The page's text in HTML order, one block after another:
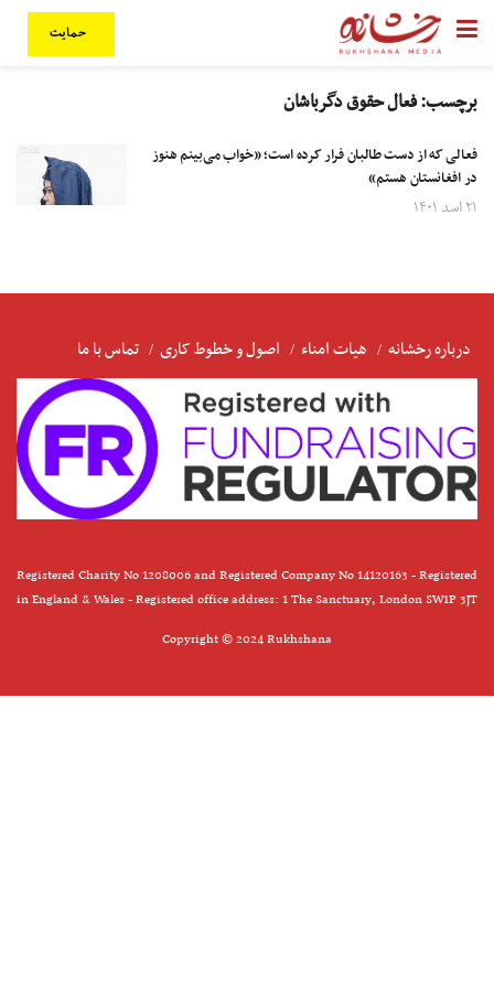
حمایت
برچسب:فعال حقوق دگرباشان
فعالی که از دست طالبان فرار کرده است؛ «خواب می‌بینم هنوز
در افغانستان هستم»
۲۱ اسد ۱۴۰۱
درباره رخشانه هیات امناء اصول و خطوط کاری تماس با ما
Registered Charity No 1208006 and Registered Company No 14120163 - Registered
in England & Wales - Registered office address: 1 The Sanctuary, London SW1P 3JT
Copyright © 2024 Rukhshana